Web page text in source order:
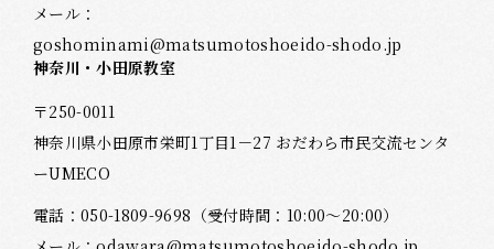
メール：
goshominami@matsumotoshoeido-shodo.jp
神奈川・小田原教室
〒250-0011
神奈川県小田原市栄町1丁目1－27 おだわら市民交流センタ
ーUMECO
電話：050-1809-9698 （受付時間：10:00～20:00）